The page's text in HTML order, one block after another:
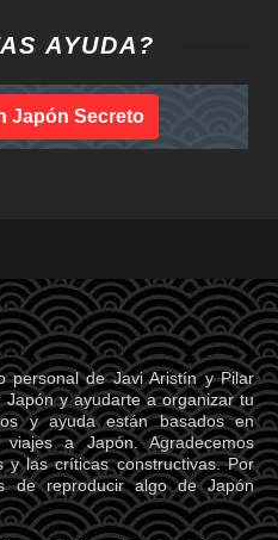
AYUDA?
Japón Secreto
personal de Javi Aristín y Pilar
y ayudarte a organizar tu
y ayuda están basados en
a Japón. Agradecemos
y las críticas constructivas. Por
de reproducir algo de Japón